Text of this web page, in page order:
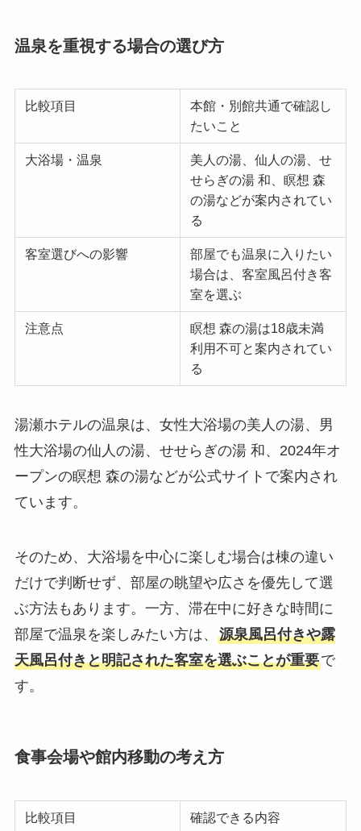
温泉を重視する場合の選び方
比較項目
本館・別館共通で確認し
たいこと
大浴場・温泉
美人の湯、仙人の湯、せ
せらぎの湯 和、瞑想 森
の湯などが案内されてい
る
客室選びへの影響
部屋でも温泉に入りたい
場合は、客室風呂付き客
室を選ぶ
注意点
瞑想 森の湯は18歳未満
利用不可と案内されてい
る
湯瀬ホテルの温泉は、女性大浴場の美人の湯、男
性大浴場の仙人の湯、せせらぎの湯 和、2024年オ
ープンの瞑想 森の湯などが公式サイトで案内され
ています。
そのため、大浴場を中心に楽しむ場合は棟の違い
だけで判断せず、部屋の眺望や広さを優先して選
ぶ方法もあります。一方、滞在中に好きな時間に
部屋で温泉を楽しみたい方は、 源泉風呂付きや露
天風呂付きと明記された客室を選ぶことが重要で
す。
食事会場や館内移動の考え方
比較項目 確認できる内容